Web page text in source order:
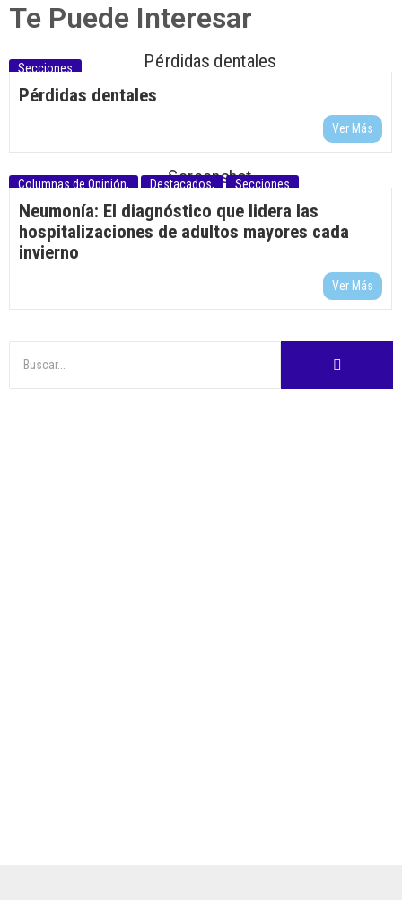
Te Puede Interesar
Secciones
Pérdidas dentales
Ver Más
Columnas de Opinión, Destacados, Secciones
Neumonía: El diagnóstico que lidera las
hospitalizaciones de adultos mayores cada
invierno
Ver Más